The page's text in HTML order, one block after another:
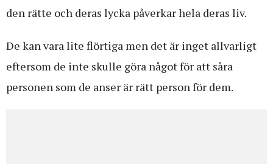
den rätte och deras lycka påverkar hela deras liv.
De kan vara lite flörtiga men det är inget allvarligt
eftersom de inte skulle göra något för att såra
personen som de anser är rätt person för dem.